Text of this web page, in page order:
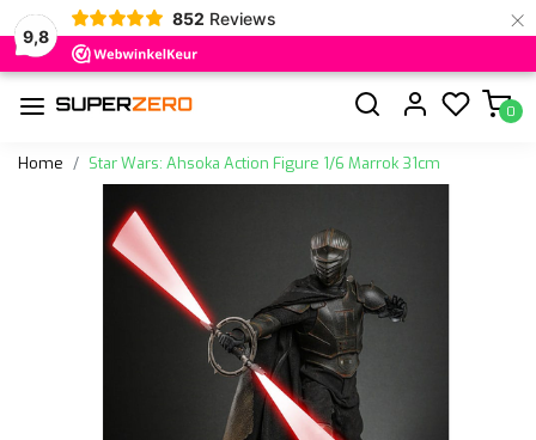
9,8
852 Reviews ×
0
Home Star Wars: Ahsoka Action Figure 1/6 Marrok 31cm